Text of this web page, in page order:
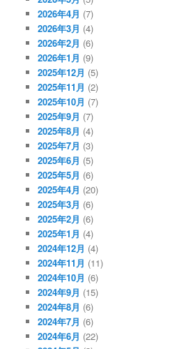
2026年4月 (7)
2026年3月 (4)
2026年2月 (6)
2026年1月 (9)
2025年12月 (5)
2025年11月 (2)
2025年10月 (7)
2025年9月 (7)
2025年8月 (4)
2025年7月 (3)
2025年6月 (5)
2025年5月 (6)
2025年4月 (20)
2025年3月 (6)
2025年2月 (6)
2025年1月 (4)
2024年12月 (4)
2024年11月 (11)
2024年10月 (6)
2024年9月 (15)
2024年8月 (6)
2024年7月 (6)
2024年6月 (22)